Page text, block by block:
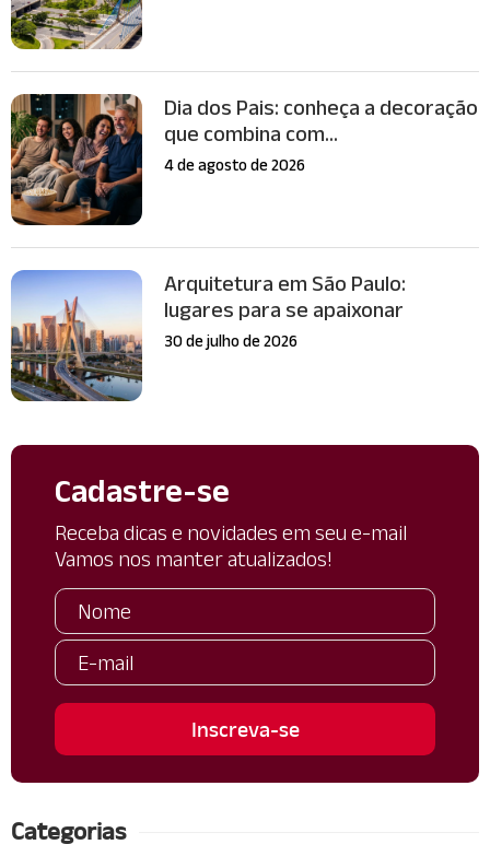
Dia dos Pais: conheça a decoração
que combina com...
4 de agosto de 2026
Arquitetura em São Paulo:
lugares para se apaixonar
30 de julho de 2026
Cadastre-se
Receba dicas e novidades em seu e-mail
Vamos nos manter atualizados!
Categorias